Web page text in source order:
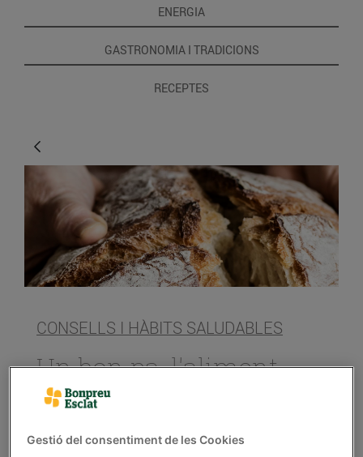
ENERGIA
GASTRONOMIA I TRADICIONS
RECEPTES
CONSELLS I HÀBITS SALUDABLES
Un bon pa, l'aliment
imprescindible
Gestió del consentiment de les Cookies